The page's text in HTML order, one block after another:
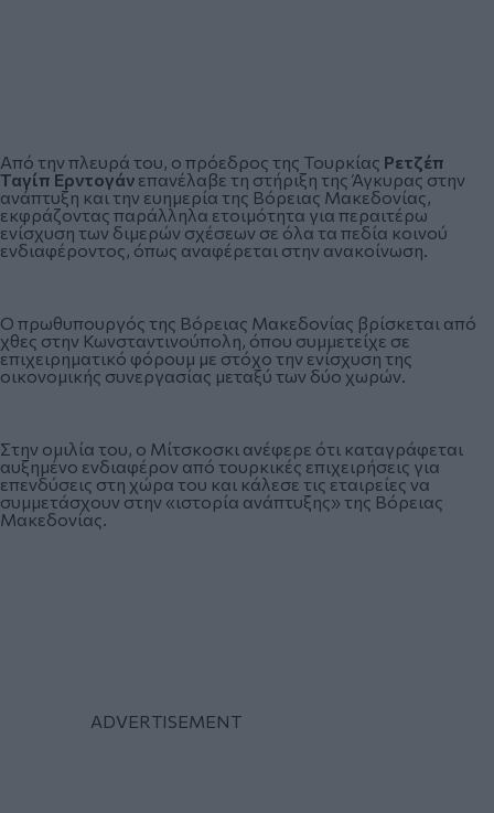
Από την πλευρά του, ο πρόεδρος της Τουρκίας Ρετζέπ
Ταγίπ Ερντογάν επανέλαβε τη στήριξη της Άγκυρας στην
ανάπτυξη και την ευημερία της Βόρειας Μακεδονίας,
εκφράζοντας παράλληλα ετοιμότητα για περαιτέρω
ενίσχυση των διμερών σχέσεων σε όλα τα πεδία κοινού
ενδιαφέροντος, όπως αναφέρεται στην ανακοίνωση.
Ο πρωθυπουργός της Βόρειας Μακεδονίας βρίσκεται από
χθες στην Κωνσταντινούπολη, όπου συμμετείχε σε
επιχειρηματικό φόρουμ με στόχο την ενίσχυση της
οικονομικής συνεργασίας μεταξύ των δύο χωρών.
Στην ομιλία του, ο Μίτσκοσκι ανέφερε ότι καταγράφεται
αυξημένο ενδιαφέρον από τουρκικές επιχειρήσεις για
επενδύσεις στη χώρα του και κάλεσε τις εταιρείες να
συμμετάσχουν στην «ιστορία ανάπτυξης» της Βόρειας
Μακεδονίας.